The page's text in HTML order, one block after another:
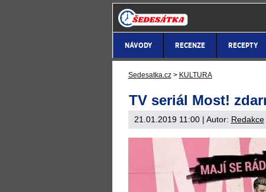
NÁVODY RECENZE RECEPTY
Sedesatka.cz > KULTURA
TV seriál Most!
21.01.2019 11:00| Autor: Redakce